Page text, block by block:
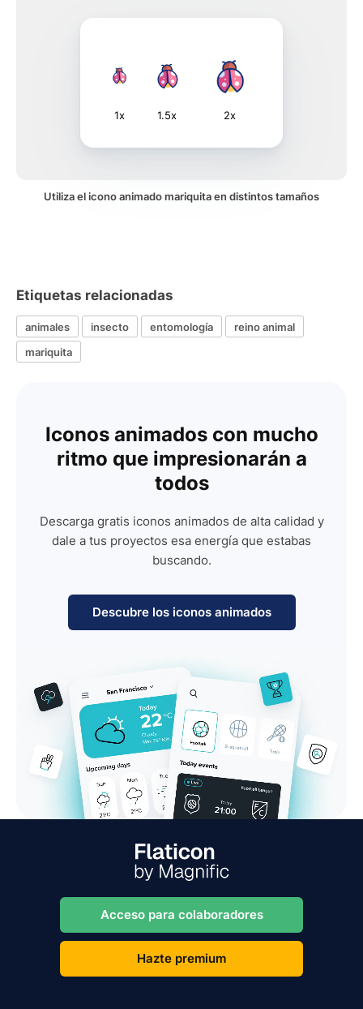
1x 1.5x 2x
Utiliza el icono animado mariquita en distintos tamaños
Etiquetas relacionadas
animales insecto entomología
reino animal
mariquita
Iconos animados con mucho
ritmo que impresionarán a
todos
Descarga gratis iconos animados de alta calidad y
dale a tus proyectos esa energía que estabas
buscando.
Descubre los iconos animados
Acceso para colaboradores
Hazte premium